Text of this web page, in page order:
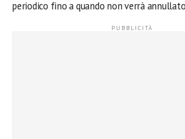
periodico fino a quando non verrà